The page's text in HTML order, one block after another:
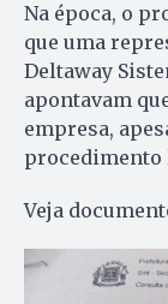
Na época, o
que uma
Deltaway
apontavam
empresa,
Veja